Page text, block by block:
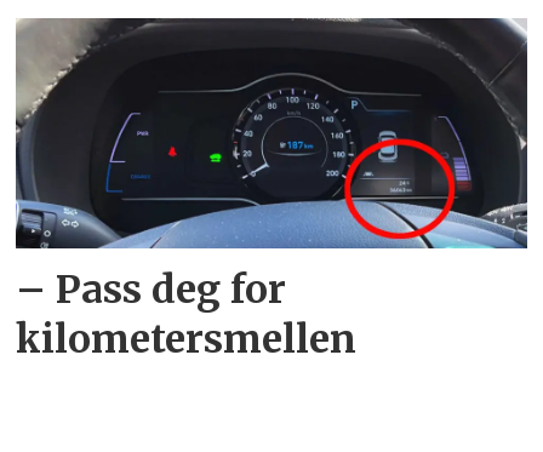
– Pass deg for
kilometersmellen